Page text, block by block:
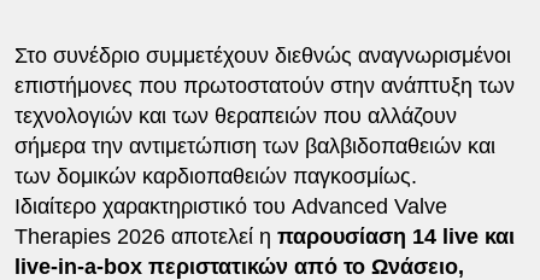
Στο συνέδριο συμμετέχουν διεθνώς αναγνωρισμένοι
επιστήμονες που πρωτοστατούν στην ανάπτυξη των
τεχνολογιών και των θεραπειών που αλλάζουν
σήμερα την αντιμετώπιση των βαλβιδοπαθειών και
των δομικών καρδιοπαθειών παγκοσμίως.
Ιδιαίτερο χαρακτηριστικό του Advanced Valve
Therapies 2026 αποτελεί η παρουσίαση 14 live και
live-in-a-box περιστατικών από το Ωνάσειο,